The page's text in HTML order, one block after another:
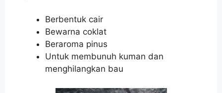
Berbentuk cair
Bewarna coklat
Beraroma pinus
Untuk membunuh kuman dan
menghilangkan bau